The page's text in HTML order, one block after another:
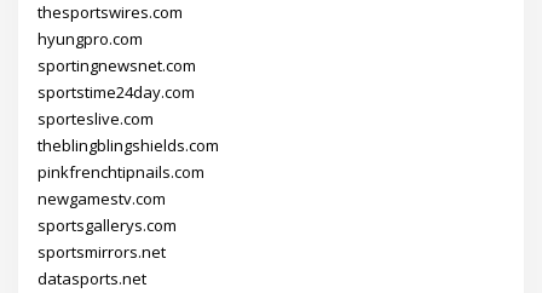
thesportswires.com
hyungpro.com
sportingnewsnet.com
sportstime24day.com
sporteslive.com
theblingblingshields.com
pinkfrenchtipnails.com
newgamestv.com
sportsgallerys.com
sportsmirrors.net
datasports.net